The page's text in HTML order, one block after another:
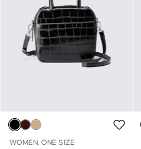
WOMEN, ONE SIZE